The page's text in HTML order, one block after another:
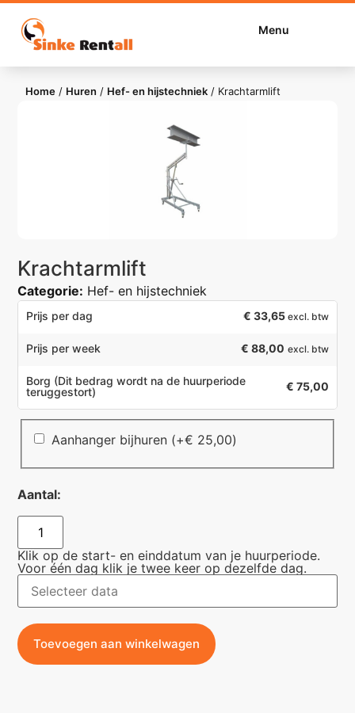
Menu
Home / Huren / Hef- en hijstechniek / Krachtarmlift
Krachtarmlift
Categorie: Hef- en hijstechniek
Prijs per dag € 33,65 excl. btw
Prijs per week € 88,00 excl. btw
Borg (Dit bedrag wordt na de huurperiode
teruggestort)
€ 75,00
Aanhanger bijhuren (+€ 25,00)
Aantal:
Klik op de start- en einddatum van je huurperiode.
Voor één dag klik je twee keer op dezelfde dag.
Toevoegen aan winkelwagen